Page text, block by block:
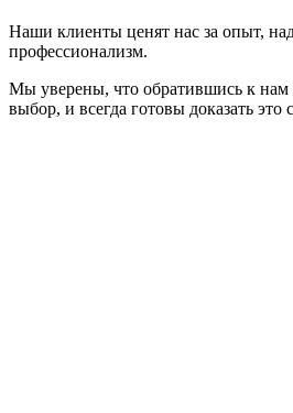
Наши клиенты ценят нас за опыт,
профессионализм.
Мы уверены, что обратившись к нам
выбор, и всегда готовы доказать это